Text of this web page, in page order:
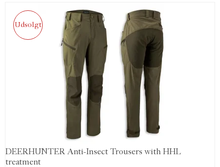
Udsolgt
DEERHUNTER Anti-Insect Trousers with HHL
treatment